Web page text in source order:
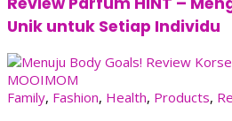
Unik untuk Setiap Individu
Family, Fashion, Health, Products,